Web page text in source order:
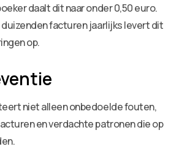
daalt dit naar onder 0,50 euro.
facturen jaarlijks levert dit
op.
niet alleen onbedoelde fouten,
en verdachte patronen die op